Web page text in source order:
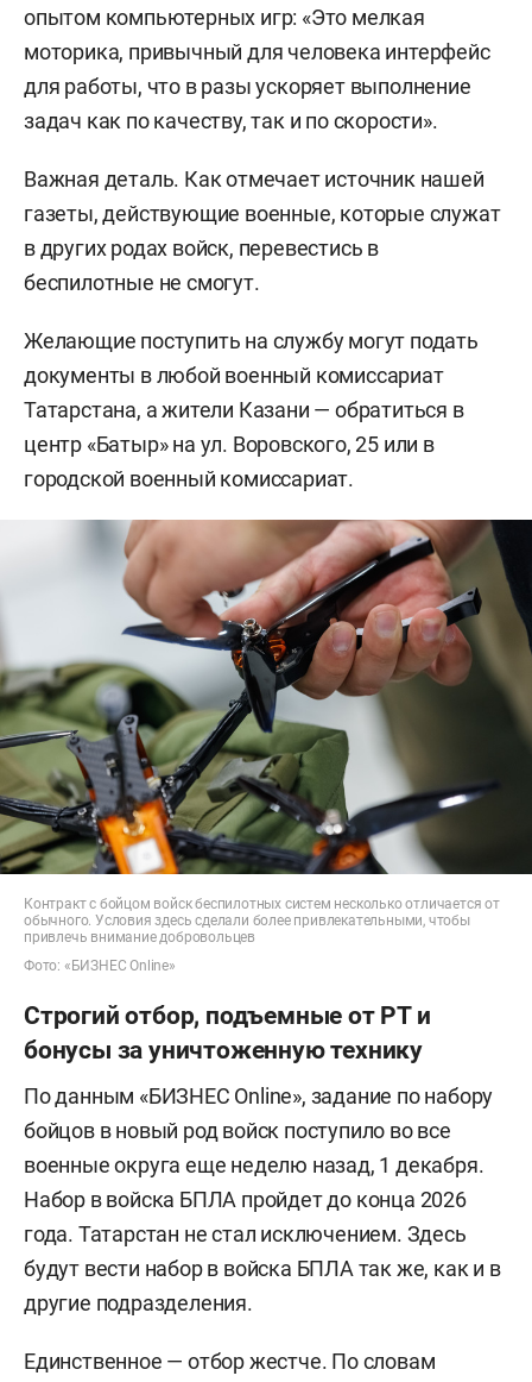
опытом компьютерных игр: «Это мелкая
моторика, привычный для человека интерфейс
для работы, что в разы ускоряет выполнение
задач как по качеству, так и по скорости».
Важная деталь. Как отмечает источник нашей
газеты, действующие военные, которые служат
в других родах войск, перевестись в
беспилотные не смогут.
Желающие поступить на службу могут подать
документы в любой военный комиссариат
Татарстана, а жители Казани — обратиться в
центр «Батыр» на ул. Воровского, 25 или в
городской военный комиссариат.
Контракт с бойцом войск беспилотных систем несколько отличается от
обычного. Условия здесь сделали более привлекательными, чтобы
привлечь внимание добровольцев
Фото: «БИЗНЕС Online»
Строгий отбор, подъемные от РТ и
бонусы за уничтоженную технику
По данным «БИЗНЕС Online», задание по набору
бойцов в новый род войск поступило во все
военные округа еще неделю назад, 1 декабря.
Набор в войска БПЛА пройдет до конца 2026
года. Татарстан не стал исключением. Здесь
будут вести набор в войска БПЛА так же, как и в
другие подразделения.
Единственное — отбор жестче. По словам